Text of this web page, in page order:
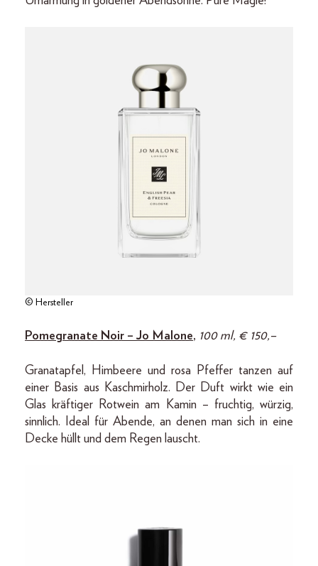
© Hersteller
Pomegranate Noir – Jo Malone, 100 ml, € 150,–
Granatapfel, Himbeere und rosa Pfeffer tanzen auf
einer Basis aus Kaschmirholz. Der Duft wirkt wie ein
Glas kräftiger Rotwein am Kamin – fruchtig, würzig,
sinnlich. Ideal für Abende, an denen man sich in eine
Decke hüllt und dem Regen lauscht.